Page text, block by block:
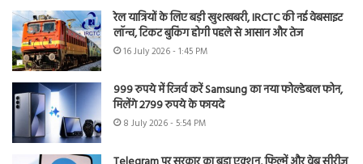
रेल यात्रियों के लिए बड़ी खुशखबरी, IRCTC की नई वेबसाइट
लॉन्च, टिकट बुकिंग होगी पहले से आसान और तेज
16 July 2026 - 1:45 PM
999 रुपये में रिजर्व करें Samsung का नया फोल्डेबल फोन,
मिलेंगे 2799 रुपये के फायदे
8 July 2026 - 5:54 PM